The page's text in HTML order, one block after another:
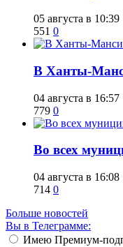
05 августа в 10:39
551 0
​В Ханты-
04 августа в 16:57
779 0
Во всех
04 августа в 16:08
714 0
Больше новостей
Вы в Телеграмме:
Имею Премиум-